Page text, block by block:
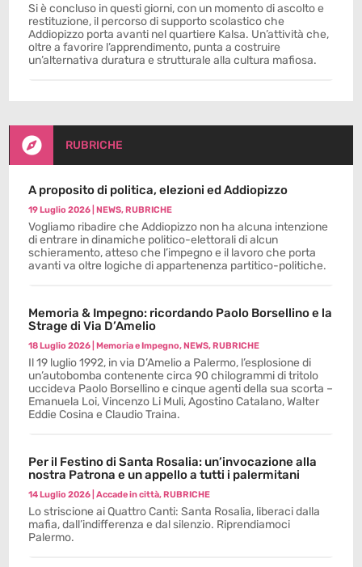
Si è concluso in questi giorni, con un momento di ascolto e
restituzione, il percorso di supporto scolastico che
Addiopizzo porta avanti nel quartiere Kalsa. Un’attività che,
oltre a favorire l’apprendimento, punta a costruire
un’alternativa duratura e strutturale alla cultura mafiosa.
 RUBRICHE
A proposito di politica, elezioni ed Addiopizzo
19 Luglio 2026 |NEWS,RUBRICHE
Vogliamo ribadire che Addiopizzo non ha alcuna intenzione
di entrare in dinamiche politico-elettorali di alcun
schieramento, atteso che l’impegno e il lavoro che porta
avanti va oltre logiche di appartenenza partitico-politiche.
Memoria & Impegno: ricordando Paolo Borsellino e la
Strage di Via D’Amelio
18 Luglio 2026 |Memoria e Impegno,NEWS,RUBRICHE
Il 19 luglio 1992, in via D’Amelio a Palermo, l’esplosione di
un’autobomba contenente circa 90 chilogrammi di tritolo
uccideva Paolo Borsellino e cinque agenti della sua scorta –
Emanuela Loi, Vincenzo Li Muli, Agostino Catalano, Walter
Eddie Cosina e Claudio Traina.
Per il Festino di Santa Rosalia: un’invocazione alla
nostra Patrona e un appello a tutti i palermitani
14 Luglio 2026 |Accade in città,RUBRICHE
Lo striscione ai Quattro Canti: Santa Rosalia, liberaci dalla
mafia, dall’indifferenza e dal silenzio. Riprendiamoci
Palermo.